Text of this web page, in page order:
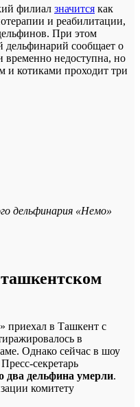
филиал значится как
и реабилитации,
При этом
дельфинарий сообщает о
временно недоступна, но
и котиками проходит три
дельфинария «Немо»
приехал в Ташкент с
в
Однако сейчас в шоу
секретарь
два дельфина умерли.
комитету